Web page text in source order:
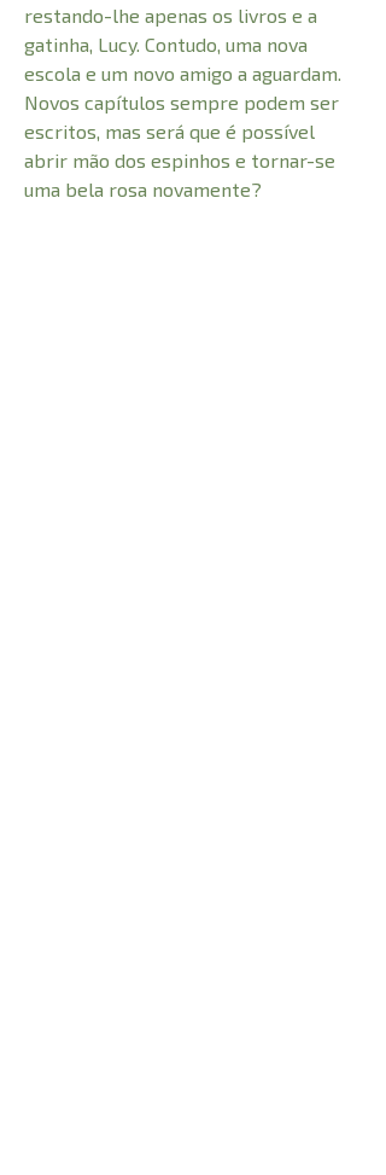
restando-lhe apenas os livros e a
gatinha, Lucy. Contudo, uma nova
escola e um novo amigo a aguardam.
Novos capítulos sempre podem ser
escritos, mas será que é possível
abrir mão dos espinhos e tornar-se
uma bela rosa novamente?